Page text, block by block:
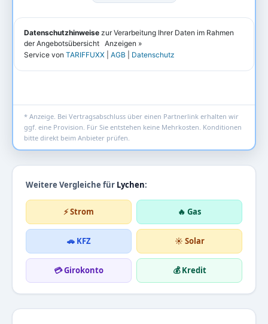
* Anzeige. Bei Vertragsabschluss über einen Partnerlink erhalten wir
ggf. eine Provision. Für Sie entstehen keine Mehrkosten. Konditionen
bitte direkt beim Anbieter prüfen.
Weitere Vergleiche für Lychen:
⚡ Strom 🔥 Gas
🚗 KFZ ☀️ Solar
💳 Girokonto 💰 Kredit